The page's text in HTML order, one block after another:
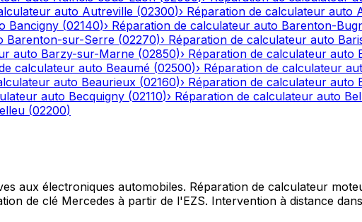
auto Autreville (02300)› Réparation de calculateur auto
Bancigny (02140)› Réparation de calculateur auto Barenton-
Barenton-sur-Serre (02270)› Réparation de calculateur auto
auto Barzy-sur-Marne (02850)› Réparation de calculateur auto
calculateur auto Beaumé (02500)› Réparation de calculateur
auto Beaurieux (02160)› Réparation de calculateur auto
auto Becquigny (02110)› Réparation de calculateur auto
(02200)
aux électroniques automobiles. Réparation de calculateur
de clé Mercedes à partir de l'EZS. Intervention à distance